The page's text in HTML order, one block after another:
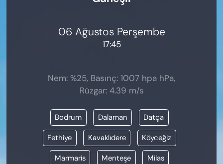
06 Ağustos Perşembe
17:45
Nem: %25, Basınç: 1007 hpa hPa,
Rüzgar: 4.39 m/s
Bodrum Dalaman Datça
Fethiye Kavaklıdere Köyceğiz
Marmaris Menteşe Milas
ÖZEL HABER
SİYASET
VAN VE DİYARBAKIR HABERLERİ